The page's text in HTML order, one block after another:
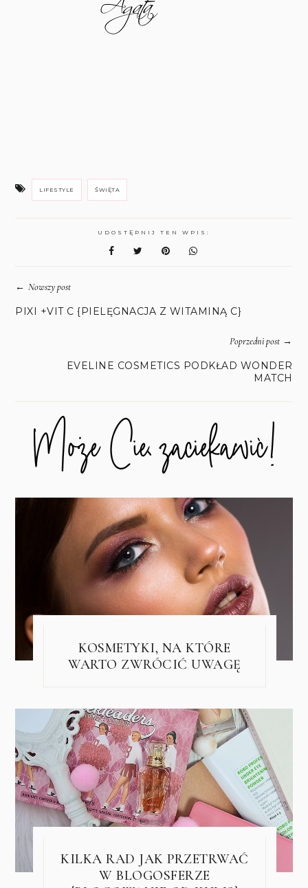
LIFESTYLE ŚWIĘTA
UDOSTĘPNIJ TEN WPIS:
←Nowszy post
PIXI +VIT C {PIELĘGNACJA Z WITAMINĄ C}
Poprzedni post→
EVELINE COSMETICS PODKŁAD WONDER
MATCH
KOSMETYKI, NA KTÓRE
WARTO ZWRÓCIĆ UWAGĘ
KILKA RAD JAK PRZETRWAĆ
W BLOGOSFERZE